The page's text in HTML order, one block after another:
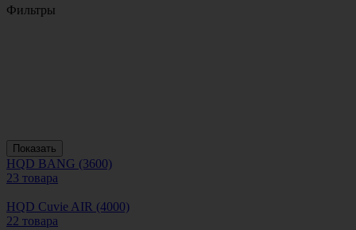
Фильтры
Показать
HQD BANG (3600)
23 товара
HQD Cuvie AIR (4000)
22 товара